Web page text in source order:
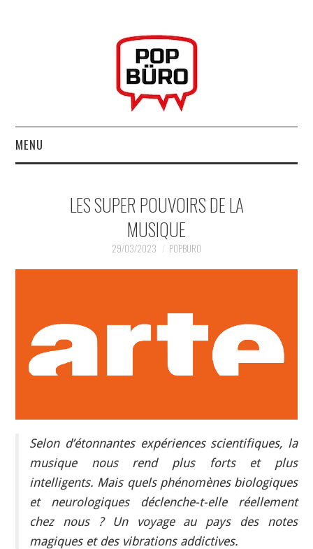
MENU
MUSIQUESACTUELLES.NET
GABBA GABBA HEY !
INDÉPENDANTS
DOKO
LES SUPER POUVOIRS DE LA
MUSIQUE
29/03/2023 POPBURO
Selon d’étonnantes expériences scientifiques, la
musique nous rend plus forts et plus
intelligents. Mais quels phénomènes biologiques
et neurologiques déclenche-t-elle réellement
chez nous ? Un voyage au pays des notes
magiques et des vibrations addictives.